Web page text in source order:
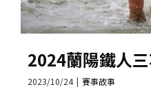
2024蘭陽鐵人
2023/10/24 | 賽事故事